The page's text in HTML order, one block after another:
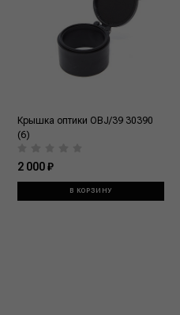
Крышка оптики OBJ/39 30390
(6)
2 000 ₽
В КОРЗИНУ